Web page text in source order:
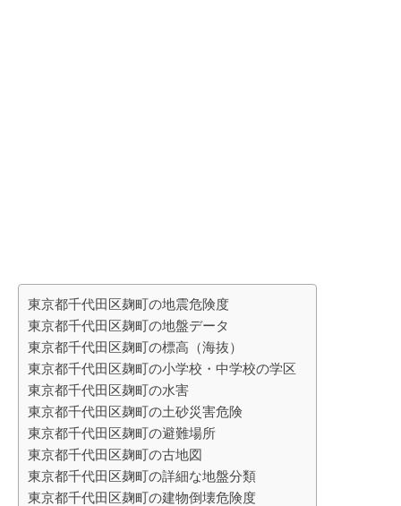
東京都千代田区麹町の地震危険度
東京都千代田区麹町の地盤データ
東京都千代田区麹町の標高（海抜）
東京都千代田区麹町の小学校・中学校の学区
東京都千代田区麹町の水害
東京都千代田区麹町の土砂災害危険
東京都千代田区麹町の避難場所
東京都千代田区麹町の古地図
東京都千代田区麹町の詳細な地盤分類
東京都千代田区麹町の建物倒壊危険度